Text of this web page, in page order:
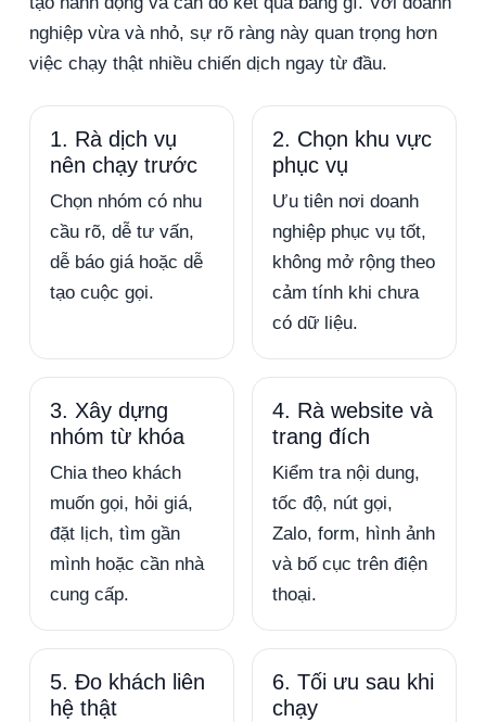
nghiệp vừa và nhỏ, sự rõ ràng này quan trọng hơn
việc chạy thật nhiều chiến dịch ngay từ đầu.
1. Rà dịch vụ
nên chạy trước
Chọn nhóm có nhu
cầu rõ, dễ tư vấn,
dễ báo giá hoặc dễ
tạo cuộc gọi.
2. Chọn khu vực
phục vụ
Ưu tiên nơi doanh
nghiệp phục vụ tốt,
không mở rộng theo
cảm tính khi chưa
có dữ liệu.
3. Xây dựng
nhóm từ khóa
Chia theo khách
muốn gọi, hỏi giá,
đặt lịch, tìm gần
mình hoặc cần nhà
cung cấp.
4. Rà website và
trang đích
Kiểm tra nội dung,
tốc độ, nút gọi,
Zalo, form, hình ảnh
và bố cục trên điện
thoại.
5. Đo khách liên
hệ thật
6. Tối ưu sau khi
chạy